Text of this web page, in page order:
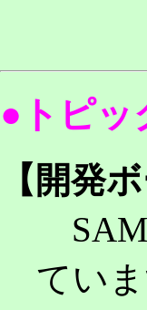
●トピッ
【 開発
てい